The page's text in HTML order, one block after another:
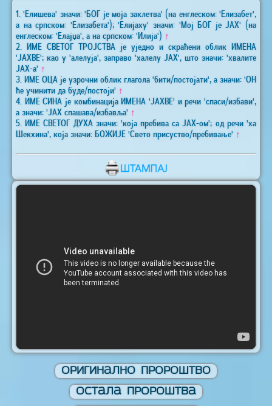
1. 'Елишева' значи: 'БОГ је моја заклетва' (на енглеском: 'Елизабет',
а на српском: 'Елизабета'); 'Елијаху' значи: 'Мој БОГ је ЈАХ' (на
енглеском: 'Елајџа', а на српском: 'Илија') ↑
2. ИМЕ СВЕТОГ ТРОЈСТВА је уједно и скраћени облик ИМЕНА
'ЈАХВЕ'; као у 'алелуја', заправо 'халелу ЈАХ', што значи: 'хвалите
ЈАХ-а' ↑
3. ИМЕ ОЦА је узрочни облик глагола 'бити/постојати', а значи: 'ОН
ће учинити да буде/постоји' ↑
4. ИМЕ СИНА је комбинација ИМЕНА 'ЈАХВЕ' и речи 'спаси/избави',
а значи: 'ЈАХ спашава/избавља' ↑
5. ИМЕ СВЕТОГ ДУХА значи: 'која пребива са ЈАХ-ом'; од речи 'ха
Шекхина', која значи: БОЖИЈЕ 'Свето присуство/пребивање' ↑
Оригинално Пророштво
Остала Пророштва